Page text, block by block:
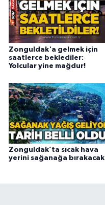
Zonguldak'a gelmek için
saatlerce beklediler:
Yolcular yine mağdur!
Zonguldak’ta sıcak hava
yerini sağanağa bırakacak